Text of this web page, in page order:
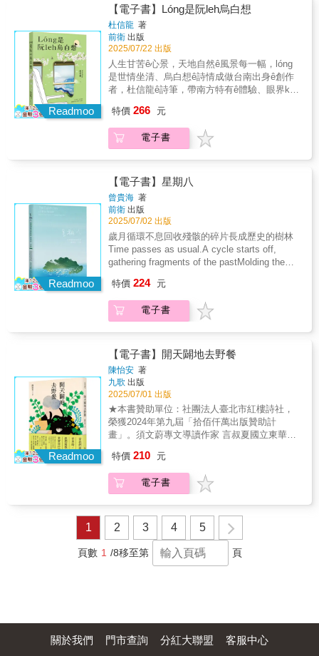
將自身對「惡」的憤怒與控訴，念轉為對回憶
的深情，他在墳上狂舞，攪動因樂園消逝而長
存之嘆，意象幽僻而絕決，卻如此長情：羞澀
的愛、對生命節制的渴、內省的孤獨……然而
不用同情他，「單相思過了五十年也會成為寶
物」，他的詩歌擁有郭品潔，郭品潔擁有詩
歌。
文關懷，有的對親情、友情流露出衷心的祝福
與真摰的愛；還有的是反躬自省，試圖覺悟自
己的生命哲學。透過陳家帶、廖永來（廖莫
白）、施至隆三位友人推薦序的導讀，以及作
者的自序，終能一窺黃維君從年輕時現代詩的
創作者，跨界涉足台灣正面臨轉型的政治大海
嘯，及至退隱原鄉，蒔花弄草，學耕半畝田的
挺拔不羈的身影。從抒情傳統的《茉莉家
鄉》，到載浮載沉的島國命運，讀者可以從字
以及對台灣這塊土地默默祝禱，殷殷期盼的真
性情。謹以這本詩集，獻給每一位願意靜下心
來，傾聽文字脈動和感受土地呼吸的讀者。
流，遠鎂光而趨焰火，政論詩藝率皆如此，且
信念一旦成形，終身護持不墜，而這恰恰是浪
漫派最最珍視寶貴的血統！」──陳家帶「以為
詩集名稱的詩作──〈沒有國籍的島〉，恰好反
映這代台灣人對這塊土地，對國家定位的追求
與期許。」──廖永來（廖莫白）「閱讀維君的
詩，想像在紛亂世局中詩是什麼？我讀到了正
地的真性情。」──施至隆
Readmoo
【電子書】Lóng是阮leh烏白想
杜信龍 著
前衛 出版
2025/07/22 出版
人生甘苦ê心景，天地自然ê風景每一幅，lóng
是世情坐清、烏白想ê詩情成做台南出身ê創作
者，杜信龍ê詩筆，帶南方特有ê體驗、眼界kap
常現實ê無奈kap失落，顯出人內心對性命、自
然ê追求。詩集號名「烏白想」，是伊靈魂歇睏
ê姿勢，也是聽由心聲引chhōa ê旅行路線。招
chi̍p lāi-bīn, m̄ sī hit khoán ài lāng pit-hoe tián
chhùi-súi iah-sī lāng XX chú-gī tàu-kap ê
mn̍gh-kiaⁿ, sī tòe i sim-me̍h thiàu-tōng ê jia̍t-
hiat kha-jiah.──Lîm Jū-khái（台灣文學系助理
教授、台語詩人、歌仔冊作家）讀chit本詩集，
hō͘人tòe leh烏白想，liam-piⁿ tī罩bông ê山路，
liam-piⁿ tī起風ê海墘，有時擔現實生活ê重擔，
有時tam人生路途ê甘甜。──陳慕真（國立成功
大學臺灣文學系助理教授）◎本冊採用傳統白
◎本作品榮獲國藝會出版獎助
特價 266 元
電子書
Readmoo
【電子書】星期八
曾貴海 著
前衛 出版
2025/07/02 出版
歲月循環不息回收殘骸的碎片長成歷史的樹林
Time passes as usual.A cycle starts off,
gathering fragments of the pastMolding them
海以自由伸展、不受拘束的阿米巴詩社精神為
原點，賦予詩內涵和光暈，與世界對話；身為
醫師與公民運動者，曾貴海醫病也醫社會，秉
史、自然與生命哲學，曾貴海銘刻於土地的詩
藝，是台灣文學、世界文學閃亮的瑰寶。
本書以曾貴海最後一首作品〈星期八〉為名，
收錄其生前尚未集結出版的最後十三首詩作，
涵蓋生活抒情、自然禪哲、對族群歷史的回
望、對抵抗意識的呼喚，以華英對照的形式細
膩呈現，包含兩首客語詩。帶領讀者感受其深
邃的情感、宏觀的視野、無限的變幻，透過語
言與形式的撞擊擴延所誕生的詩世界。另收錄
兩首堅毅深刻的歷史長詩，以及數篇訪談，永
留詩人的雋永詩學與意志風采。【專文推
薦】 楊 翠——呼吸的詩人 「未來終將
抵達，而曾醫師也沒有離去，他的詩沒有離
去，他的呼吸書房依舊吞吐著這座島嶼的晨昏
日月，徐緩地吟詠著他對母土的情愛。而我
們，仍會持續閱讀曾貴海。」 胡長松——穿
詩歌貢獻且自成了證言」【名家推薦】 江自
得 向 陽 李 喬 李旺台 李敏勇 吳錦
發 利玉芳 邱貴芬 楊斯棓 鄭烱明 （按
特價 224 元
電子書
Readmoo
【電子書】開天闢地去野餐
陳怡安 著
九歌 出版
2025/07/01 出版
★本書贊助單位：社團法人臺北市紅樓詩社，
榮獲2024年第九屆「拾佰仟萬出版贊助計
畫」。須文蔚專文導讀作家 言叔夏國立東華大
小說家 楊富閔松鼠文化總編輯 賴凱俐驚天動地
推薦當我們談論世界時，我們最想談論的其實
是什麼呢？詩人陳怡安以神話、哲學、科學與
中，生命同時存在也尚未發生，是語言的出現
創造了世界，而詩是詩人穿梭時空的媒介，也
是還原靈魂的召喚術，令身體自由，令世界呈
現世界本身。《開天闢地去野餐》收錄五十一
的花葉。最終希望能觸及楊牧所言的「世界
特價 210 元
電子書
1 2 3 4 5
頁數 1 /8移至第 頁
關於我們 門市查詢 分紅大聯盟 客服中心